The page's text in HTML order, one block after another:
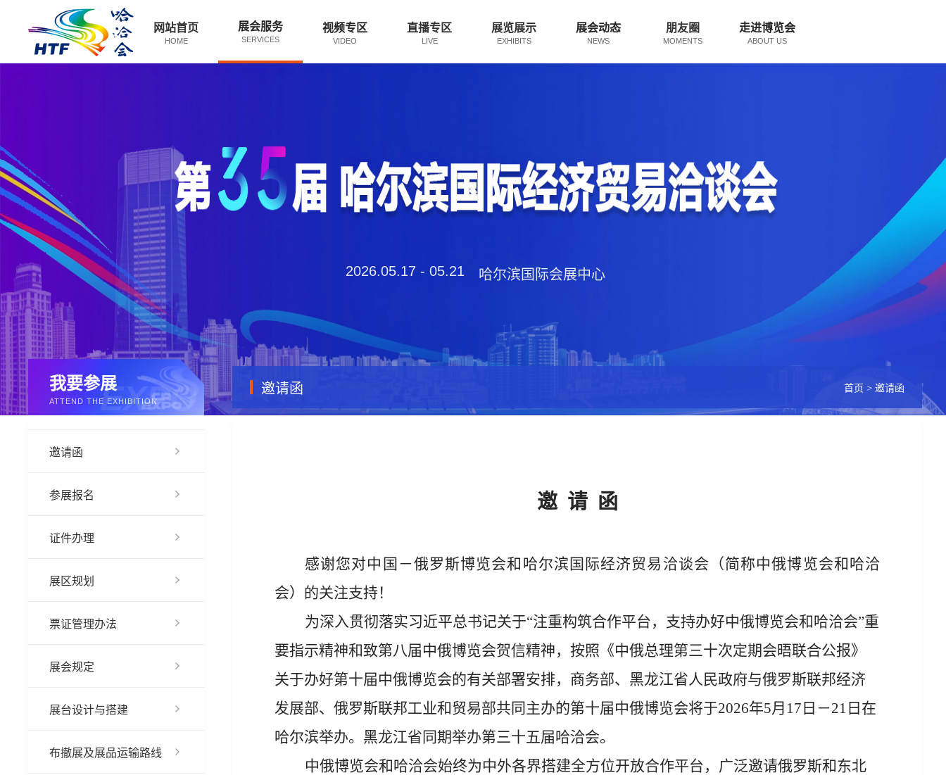
网站首页
HOME
展会服务
SERVICES
视频专区
VIDEO
直播专区
LIVE
展览展示
EXHIBITS
展会动态
NEWS
朋友圈
MOMENTS
走进博览会
ABOUT US
2026.05.17 - 05.21 哈尔滨国际会展中心
我要参展
ATTEND THE EXHIBITION
邀请函 首页 > 邀请函
邀请函
参展报名
证件办理
展区规划
票证管理办法
展会规定
展台设计与搭建
布撤展及展品运输路线
邀 请 函
感谢您对中国－俄罗斯博览会和哈尔滨国际经济贸易洽谈会（简称中俄博览会和哈洽
会） 的关注支持！
为深入贯彻落实习近平总书记关于“注重构筑合作平台，支持办好中俄博览会和哈洽会”重
要指示精神和致第八届中俄博览会贺信精神，按照《中俄总理第三十次定期会晤联合公报》
关于办好第十届中俄博览会的有关部署安排，商务部、黑龙江省人民政府与俄罗斯联邦经济
发展部、俄罗斯联邦工业和贸易部共同主办的第十届中俄博览会将于2026年5月 17 日－21 日在
哈尔滨举办。 黑龙江省同期举办第三十五届哈洽会。
中俄博览会和哈洽会始终为中外各界搭建全方位开放合作平台，广泛邀请俄罗斯和东北